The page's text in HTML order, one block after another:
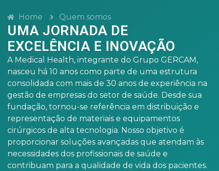
Home Quem somos
UMA JORNADA DE
EXCELÊNCIA E INOVAÇÃO
A Medical Health, integrante do Grupo GERCAM,
nasceu há 10 anos como parte de uma estrutura
consolidada com mais de 30 anos de experiência na
gestão de empresas do setor de saúde. Desde sua
fundação, tornou-se referência em distribuição e
representação de materiais e equipamentos
cirúrgicos de alta tecnologia. Nosso objetivo é
proporcionar soluções avançadas que atendam às
necessidades dos profissionais de saúde e
contribuam para a qualidade de vida dos pacientes.